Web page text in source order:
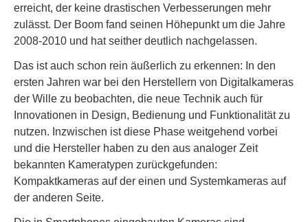
erreicht, der keine drastischen Verbesserungen mehr
zulässt. Der Boom fand seinen Höhepunkt um die Jahre
2008-2010 und hat seither deutlich nachgelassen.
Das ist auch schon rein äußerlich zu erkennen: In den
ersten Jahren war bei den Herstellern von Digitalkameras
der Wille zu beobachten, die neue Technik auch für
Innovationen in Design, Bedienung und Funktionalität zu
nutzen. Inzwischen ist diese Phase weitgehend vorbei
und die Hersteller haben zu den aus analoger Zeit
bekannten Kameratypen zurückgefunden:
Kompaktkameras auf der einen und Systemkameras auf
der anderen Seite.